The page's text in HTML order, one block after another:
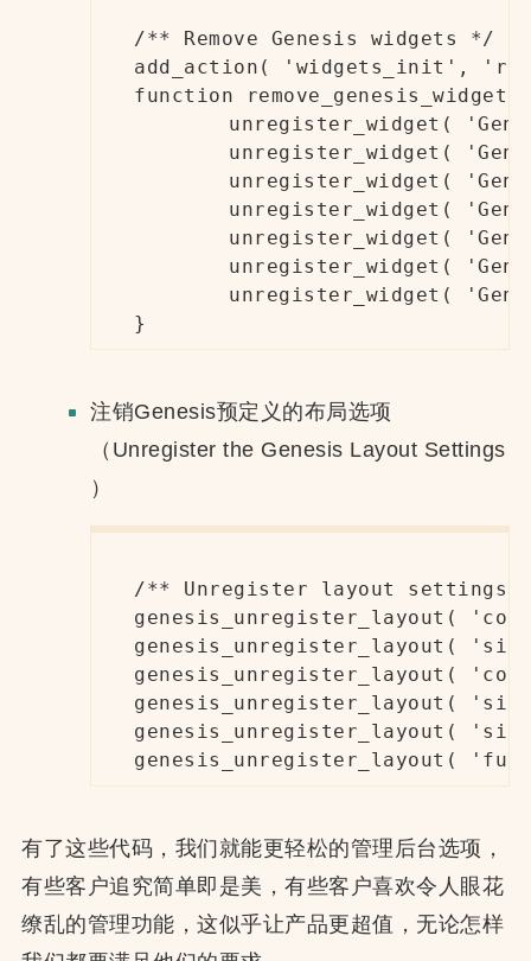
/** Remove Genesis widgets */
add_action( 'widgets_init',
function
}
注销Genesis预定义的布局选项
（Unregister the Genesis Layout Settings
）
/** Unregister layout settings
genesis_unregister_layout(
genesis_unregister_layout(
genesis_unregister_layout(
genesis_unregister_layout(
genesis_unregister_layout(
genesis_unregister_layout(
有了这些代码，我们就能更轻松的管理后台选项，
有些客户追究简单即是美，有些客户喜欢令人眼花
缭乱的管理功能，这似乎让产品更超值，无论怎样